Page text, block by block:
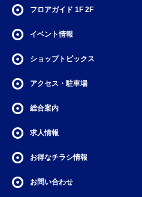
フロアガイド 1F 2F
イベント情報
ショップトピックス
アクセス・駐車場
総合案内
求人情報
お得なチラシ情報
お問い合わせ